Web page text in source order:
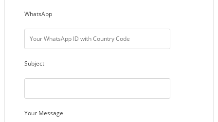
WhatsApp
Subject
Your Message